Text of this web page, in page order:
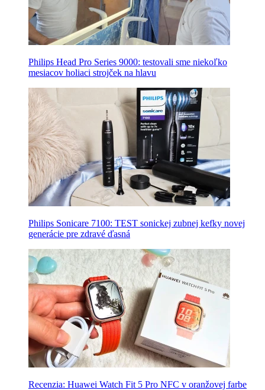
Philips Head Pro Series 9000: testovali sme niekoľko
mesiacov holiaci strojček na hlavu
Philips Sonicare 7100: TEST sonickej zubnej kefky novej
generácie pre zdravé ďasná
Recenzia: Huawei Watch Fit 5 Pro NFC v oranžovej farbe